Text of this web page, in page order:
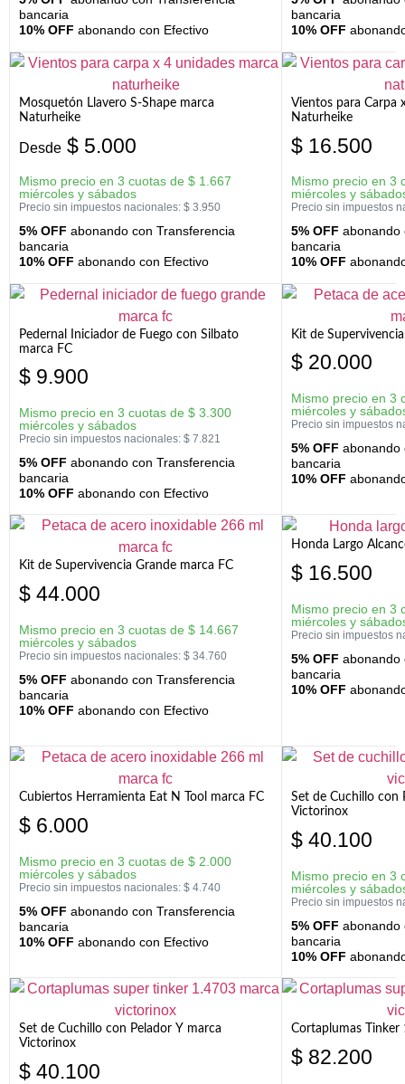
bancaria
10% OFF abonando con Efectivo
bancaria
10% OFF
Mosquetón Llavero S-Shape marca
Naturheike
Desde $ 5.000
Mismo precio en 3 cuotas de $ 1.667
miércoles y sábados
Precio sin impuestos nacionales: $ 3.950
5% OFF abonando con Transferencia
bancaria
10% OFF abonando con Efectivo
Vientos para Carpa
Naturheike
$ 16.500
Mismo precio en 3
miércoles y
Precio sin impuestos
5% OFF abonando
bancaria
10% OFF
Pedernal Iniciador de Fuego con Silbato
marca FC
$ 9.900
Mismo precio en 3 cuotas de $ 3.300
miércoles y sábados
Precio sin impuestos nacionales: $ 7.821
5% OFF abonando con Transferencia
bancaria
10% OFF abonando con Efectivo
Kit de
$ 20.000
Mismo precio en 3
miércoles y
Precio sin impuestos
5% OFF abonando
bancaria
10% OFF
Kit de Supervivencia Grande marca FC
$ 44.000
Mismo precio en 3 cuotas de $ 14.667
miércoles y sábados
Precio sin impuestos nacionales: $ 34.760
5% OFF abonando con Transferencia
bancaria
10% OFF abonando con Efectivo
Honda Largo
$ 16.500
Mismo precio en 3
miércoles y
Precio sin impuestos
5% OFF abonando
bancaria
10% OFF
Cubiertos Herramienta Eat N Tool marca FC
$ 6.000
Mismo precio en 3 cuotas de $ 2.000
miércoles y sábados
Precio sin impuestos nacionales: $ 4.740
5% OFF abonando con Transferencia
bancaria
10% OFF abonando con Efectivo
Set de Cuchillo con
Victorinox
$ 40.100
Mismo precio en 3
miércoles y
Precio sin impuestos
5% OFF abonando
bancaria
10% OFF
Set de Cuchillo con Pelador Y marca
Victorinox
$ 40.100
Cortaplumas
$ 82.200